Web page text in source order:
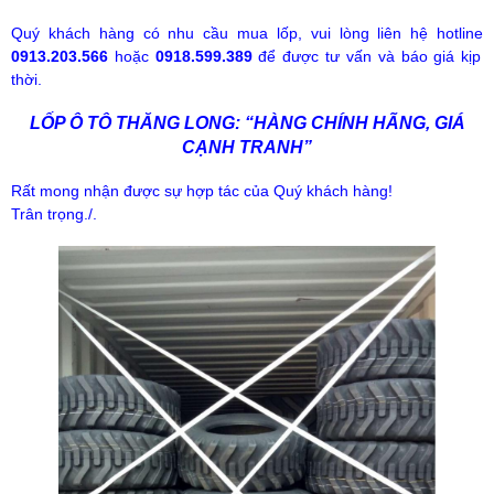
Quý khách hàng có nhu cầu mua lốp, vui lòng liên hệ hotline
0913.203.566 hoặc 0918.599.389để được tư vấn và báo giá kịp
thời.
LỐP Ô TÔ THĂNG LONG: “HÀNG CHÍNH HÃNG, GIÁ
CẠNH TRANH”
Rất mong nhận được sự hợp tác của Quý khách hàng!
Trân trọng./.